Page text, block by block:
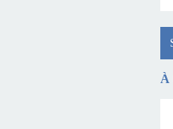
À